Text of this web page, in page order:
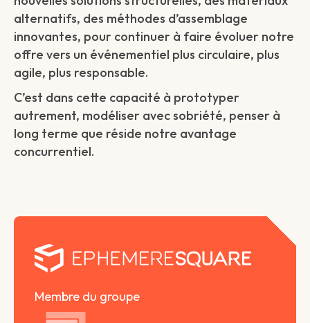
alternatifs, des méthodes d’assemblage
innovantes, pour continuer à faire évoluer notre
offre vers un événementiel plus circulaire, plus
agile, plus responsable.
C’est dans cette capacité à prototyper
autrement, modéliser avec sobriété, penser à
long terme que réside notre avantage
concurrentiel.
Membre du groupe